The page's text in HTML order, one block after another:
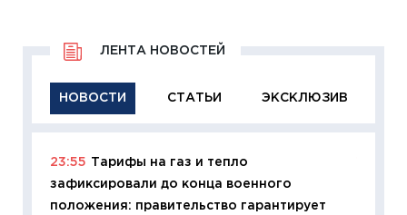
НОВОСТИ СТАТЬИ ЭКСКЛЮЗИВ
ЛЕНТА НОВОСТЕЙ
23:55
Тарифы на газ и тепло
зафиксировали до конца военного
положения: правительство гарантирует